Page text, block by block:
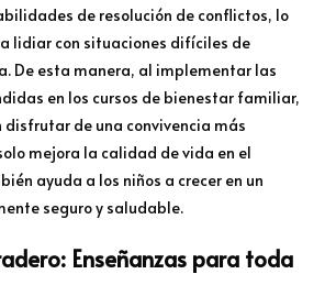
de resolución de conflictos, lo
lidiar con situaciones difíciles de
De esta manera, al implementar las
en los cursos de bienestar familiar,
de una convivencia más
mejora la calidad de vida en el
ayuda a los niños a crecer en un
seguro y saludable.
Enseñanzas para toda